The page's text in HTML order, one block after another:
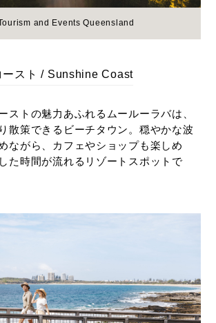
and Events Queensland
ースト / Sunshine Coast
ストの魅力あふれるムールーラバは、
散策できるビーチタウン。穏やかな波
ながら、カフェやショップも楽しめ
た時間が流れるリゾートスポットで